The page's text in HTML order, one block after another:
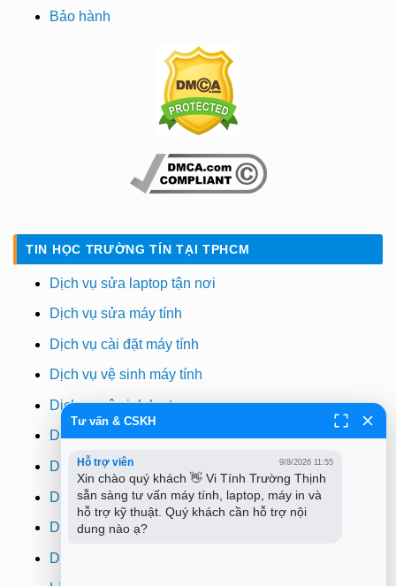
Bảo hành
TIN HỌC TRƯỜNG TÍN TẠI TPHCM
Dịch vụ sửa laptop tận nơi
Dịch vụ sửa máy tính
Dịch vụ cài đặt máy tính
Dịch vụ vệ sinh máy tính
Dịch vụ vệ sinh laptop
Dịch vụ cài win
Dịch vụ cứu dữ liệu
Dịch vụ sửa wifi tại nhà
Dịch vụ sửa máy in
Dịch vụ nạp mực máy in
Tư vấn & CSKH
Hỗ trợ viên 9/8/2026 11:55
Xin chào quý khách 👋 Vi Tính Trường Thịnh
sẵn sàng tư vấn máy tính, laptop, máy in và
hỗ trợ kỹ thuật. Quý khách cần hỗ trợ nội
dung nào ạ?